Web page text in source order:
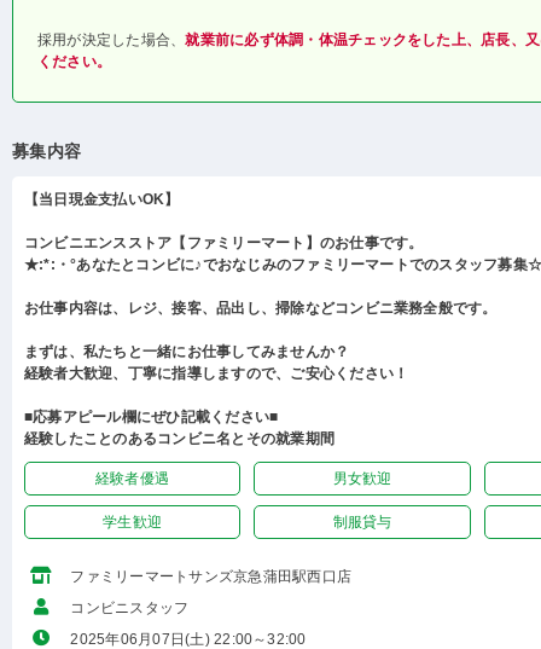
採用が決定した場合、就業前に必ず体調・体温チェックをした上、店長、
ください。
募集内容
【当日現金支払いOK】
コンビニエンスストア【ファミリーマート】のお仕事です。
★:*:・°あなたとコンビに♪でおなじみのファミリーマートでのスタッフ募集
お仕事内容は、レジ、接客、品出し、掃除などコンビニ業務全般です。
まずは、私たちと一緒にお仕事してみませんか？
経験者大歓迎、丁寧に指導しますので、ご安心ください！
■応募アピール欄にぜひ記載ください■
経験したことのあるコンビニ名とその就業期間
経験者優遇 男女歓迎
学生歓迎 制服貸与
ファミリーマートサンズ京急蒲田駅西口店
コンビニスタッフ
2025年06月07日(土) 22:00～32:00